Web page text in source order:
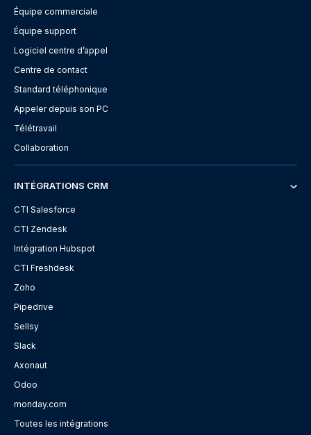
Équipe commerciale
Équipe support
Logiciel centre d’appel
Centre de contact
Standard téléphonique
Appeler depuis son PC
Télétravail
Collaboration
INTÉGRATIONS CRM
CTI Salesforce
CTI Zendesk
Intégration Hubspot
CTI Freshdesk
Zoho
Pipedrive
Sellsy
Slack
Axonaut
Odoo
monday.com
Toutes les intégrations